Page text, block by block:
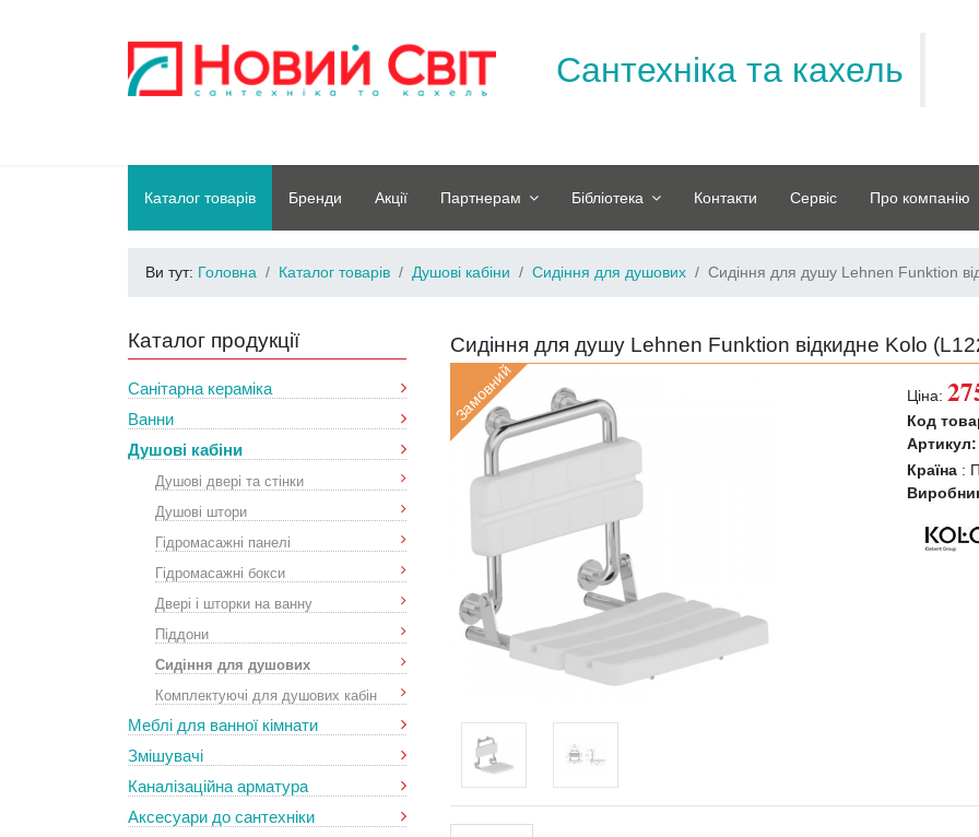
Сантехніка та кахель
Каталог товарів Бренди Акції Партнерам Бібліотека Контакти Сервіс Про компанію
Ви тут: Головна Каталог товарів Душові кабіни Сидіння для душових Сидіння для душу Lehnen Funktion
Каталог продукції
Санітарна кераміка
Ванни
Душові кабіни
Душові двері та стінки
Душові штори
Гідромасажні панелі
Гідромасажні бокси
Двері і шторки на ванну
Піддони
Сидіння для душових
Комплектуючі для душових кабін
Меблі для ванної кімнати
Змішувачі
Каналізаційна арматура
Аксесуари до сантехніки
Сидіння для душу Lehnen Funktion відкидне Kolo (
Замовний Ціна:
Код
Артикул:
Країна :